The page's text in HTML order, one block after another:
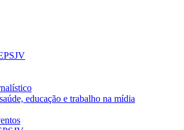
educação e trabalho na mídia